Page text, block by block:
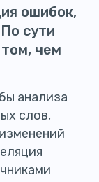
ошибок,
сути
чем
анализа
слов,